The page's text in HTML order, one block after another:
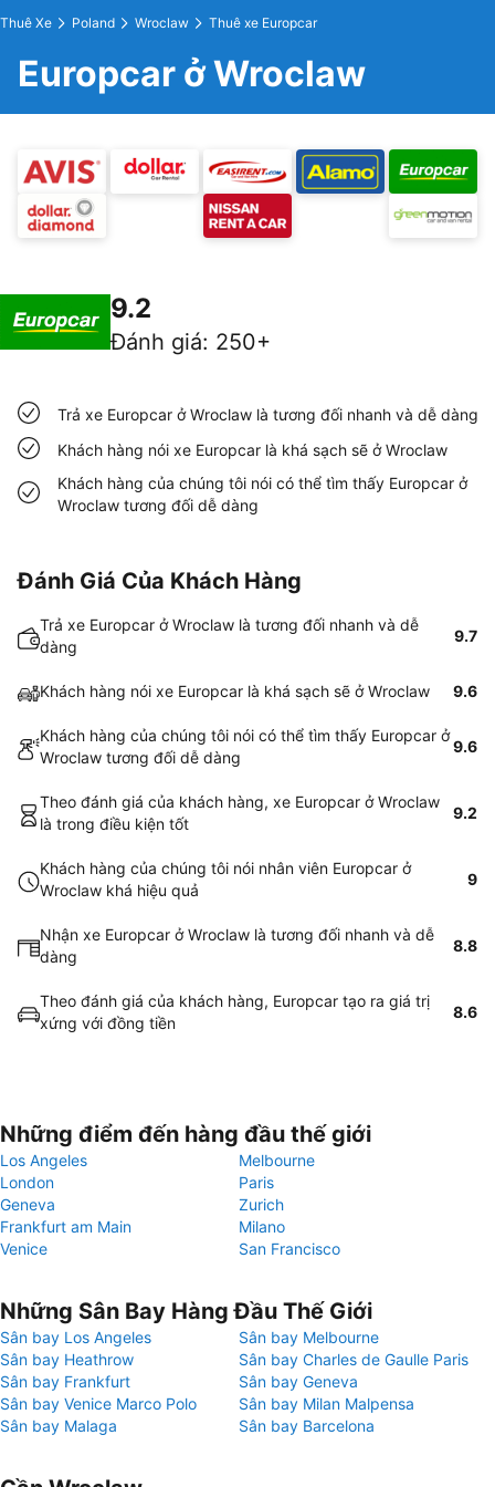
Thuê Xe Poland Wroclaw Thuê xe Europcar
Europcar ở Wroclaw
9.2
Đánh giá: 250+
Trả xe Europcar ở Wroclaw là tương đối nhanh và dễ dàng
Khách hàng nói xe Europcar là khá sạch sẽ ở Wroclaw
Khách hàng của chúng tôi nói có thể tìm thấy Europcar ở
Wroclaw tương đối dễ dàng
Đánh Giá Của Khách Hàng
Trả xe Europcar ở Wroclaw là tương đối nhanh và dễ
dàng
9.7
Khách hàng nói xe Europcar là khá sạch sẽ ở Wroclaw 9.6
Khách hàng của chúng tôi nói có thể tìm thấy Europcar ở
Wroclaw tương đối dễ dàng
9.6
Theo đánh giá của khách hàng, xe Europcar ở Wroclaw
là trong điều kiện tốt
9.2
Khách hàng của chúng tôi nói nhân viên Europcar ở
Wroclaw khá hiệu quả
9
Nhận xe Europcar ở Wroclaw là tương đối nhanh và dễ
dàng
8.8
Theo đánh giá của khách hàng, Europcar tạo ra giá trị
xứng với đồng tiền
8.6
Những điểm đến hàng đầu thế giới
Los Angeles
Melbourne
London
Paris
Geneva
Zurich
Frankfurt am Main
Milano
Venice
San Francisco
Những Sân Bay Hàng Đầu Thế Giới
Sân bay Los Angeles
Sân bay Melbourne
Sân bay Heathrow
Sân bay Charles de Gaulle Paris
Sân bay Frankfurt
Sân bay Geneva
Sân bay Venice Marco Polo
Sân bay Milan Malpensa
Sân bay Malaga
Sân bay Barcelona